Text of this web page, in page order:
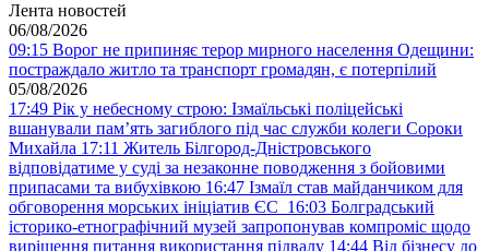
Лента новостей
06/08/2026
09:15 Ворог не припиняє терор мирного населення Одещини:
постраждало житло та транспорт громадян, є потерпілий
05/08/2026
17:49 Рік у небесному строю: Ізмаїльські поліцейські
вшанували пам’ять загиблого під час служби колеги Сороки
Михайла 17:11 Житель Білгород-Дністровського
відповідатиме у суді за незаконне поводження з бойовими
припасами та вибухівкою 16:47 Ізмаїл став майданчиком для
обговорення морських ініціатив ЄС 16:03 Болградський
історико-етнографічний музей запропонував компроміс щодо
вирішення питання використання підвалу 14:44 Від бізнесу до